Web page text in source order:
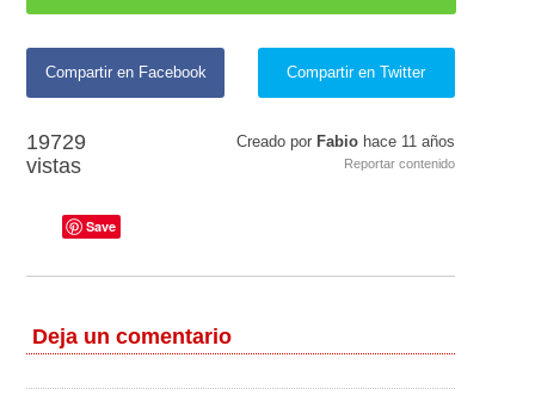
Compartir en Facebook Compartir en Twitter
19729
vistas
Creado por Fabio hace 11 años
Reportar contenido
Save
Deja un comentario